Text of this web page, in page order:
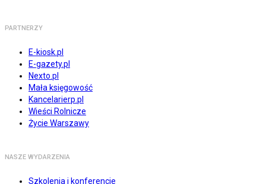
PARTNERZY
E-kiosk.pl
E-gazety.pl
Nexto.pl
Mała księgowość
Kancelarierp.pl
Wieści Rolnicze
Życie Warszawy
NASZE WYDARZENIA
Szkolenia i konferencje